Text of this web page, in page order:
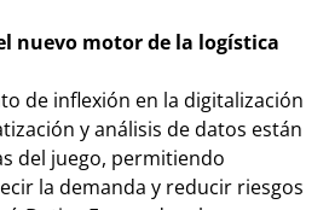
nuevo motor de la logística
de inflexión en la digitalización
y análisis de datos están
del juego, permitiendo
la demanda y reducir riesgos